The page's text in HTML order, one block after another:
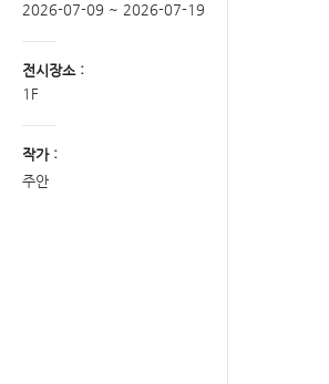
2026-07-09 ~ 2026-07-19
전시장소 :
1F
작가 :
주안